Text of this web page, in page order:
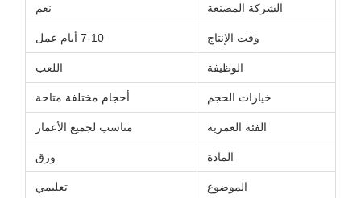
الشركة المصنعة نعم
وقت الإنتاج 7-10 أيام عمل
الوظيفة اللعب
خيارات الحجم أحجام مختلفة متاحة
الفئة العمرية مناسب لجميع الأعمار
المادة ورق
الموضوع تعليمي